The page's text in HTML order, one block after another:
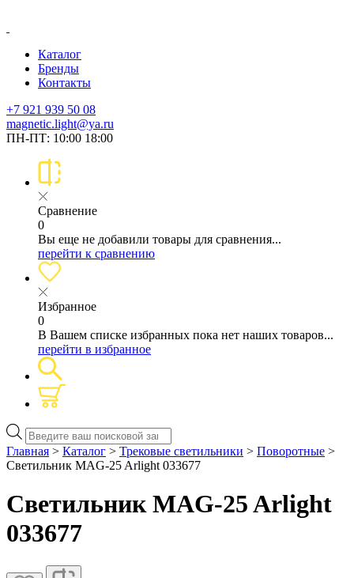
Каталог
Бренды
Контакты
+7 921 939 50 08
magnetic.light@ya.ru
ПН-ПТ: 10:00 18:00
Сравнение
0
Вы еще не добавили товары для сравнения...
перейти к сравнению
Избранное
0
В Вашем списке избранных пока нет наших товаров...
перейти в избранное
Поиск
товаров
Главная > Каталог > Трековые светильники > Поворотные >
Светильник MAG-25 Arlight 033677
Светильник MAG-25 Arlight
033677